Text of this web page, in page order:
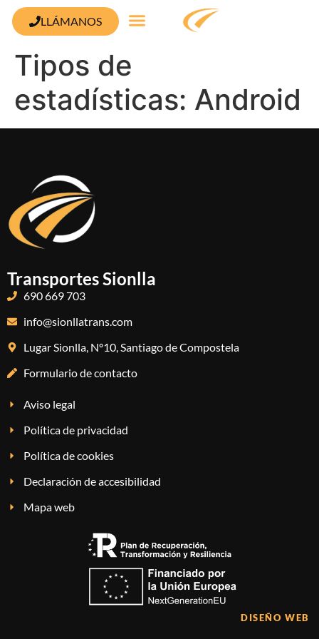
contenido
LLÁMANOS
Tipos de
estadísticas: Android
Transportes Sionlla
690 669 703
info@sionllatrans.com
Lugar Sionlla, Nº10, Santiago de Compostela
Formulario de contacto
Aviso legal
Política de privacidad
Política de cookies
Declaración de accesibilidad
Mapa web
DISEÑO WEB